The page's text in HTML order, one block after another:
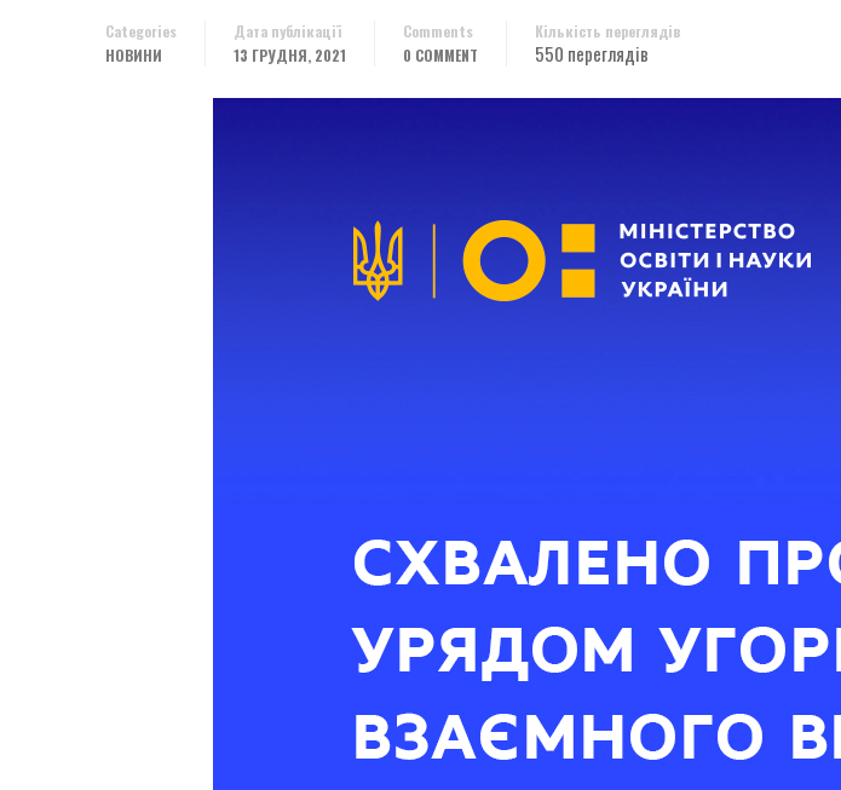
Categories
НОВИНИ
Дата публікації
13 ГРУДНЯ, 2021
Comments
0 COMMENT
Кількість переглядів
550 переглядів